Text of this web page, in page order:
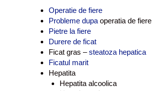
Operatie de fiere
Probleme dupaoperatia de fiere
Pietre la fiere
Durere de ficat
Ficat gras –steatoza hepatica
Ficatul marit
Hepatita
Hepatita alcoolica